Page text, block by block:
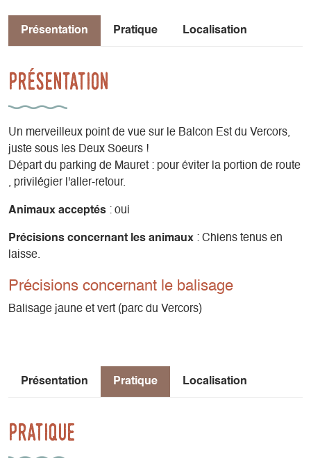
Présentation Pratique Localisation
Présentation
Un merveilleux point de vue sur le Balcon Est du Vercors,
juste sous les Deux Soeurs !
Départ du parking de Mauret : pour éviter la portion de route
, privilégier l'aller-retour.
Animaux acceptés : oui
Précisions concernant les animaux : Chiens tenus en
laisse.
Précisions concernant le balisage
Balisage jaune et vert (parc du Vercors)
Présentation Pratique Localisation
Pratique